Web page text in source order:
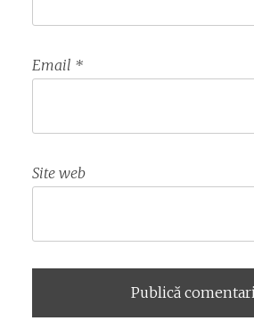
Email *
Site web